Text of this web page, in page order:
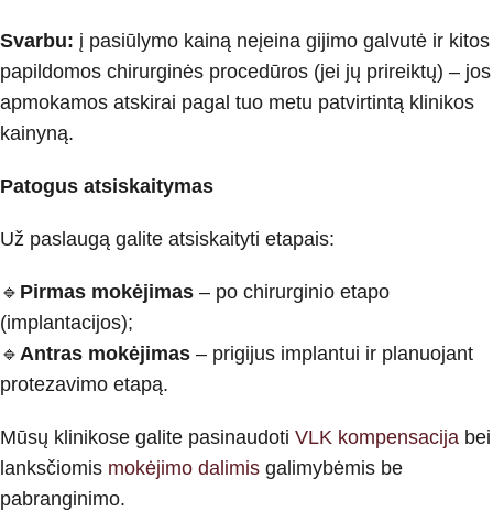
Svarbu: į pasiūlymo kainą neįeina gijimo galvutė ir kitos
papildomos chirurginės procedūros (jei jų prireiktų) – jos
apmokamos atskirai pagal tuo metu patvirtintą klinikos
kainyną.
Patogus atsiskaitymas
Už paslaugą galite atsiskaityti etapais:
🔹 Pirmas mokėjimas – po chirurginio etapo
(implantacijos);
🔹 Antras mokėjimas – prigijus implantui ir planuojant
protezavimo etapą.
Mūsų klinikose galite pasinaudoti VLK kompensacija bei
lanksčiomis mokėjimo dalimis galimybėmis be
pabranginimo.